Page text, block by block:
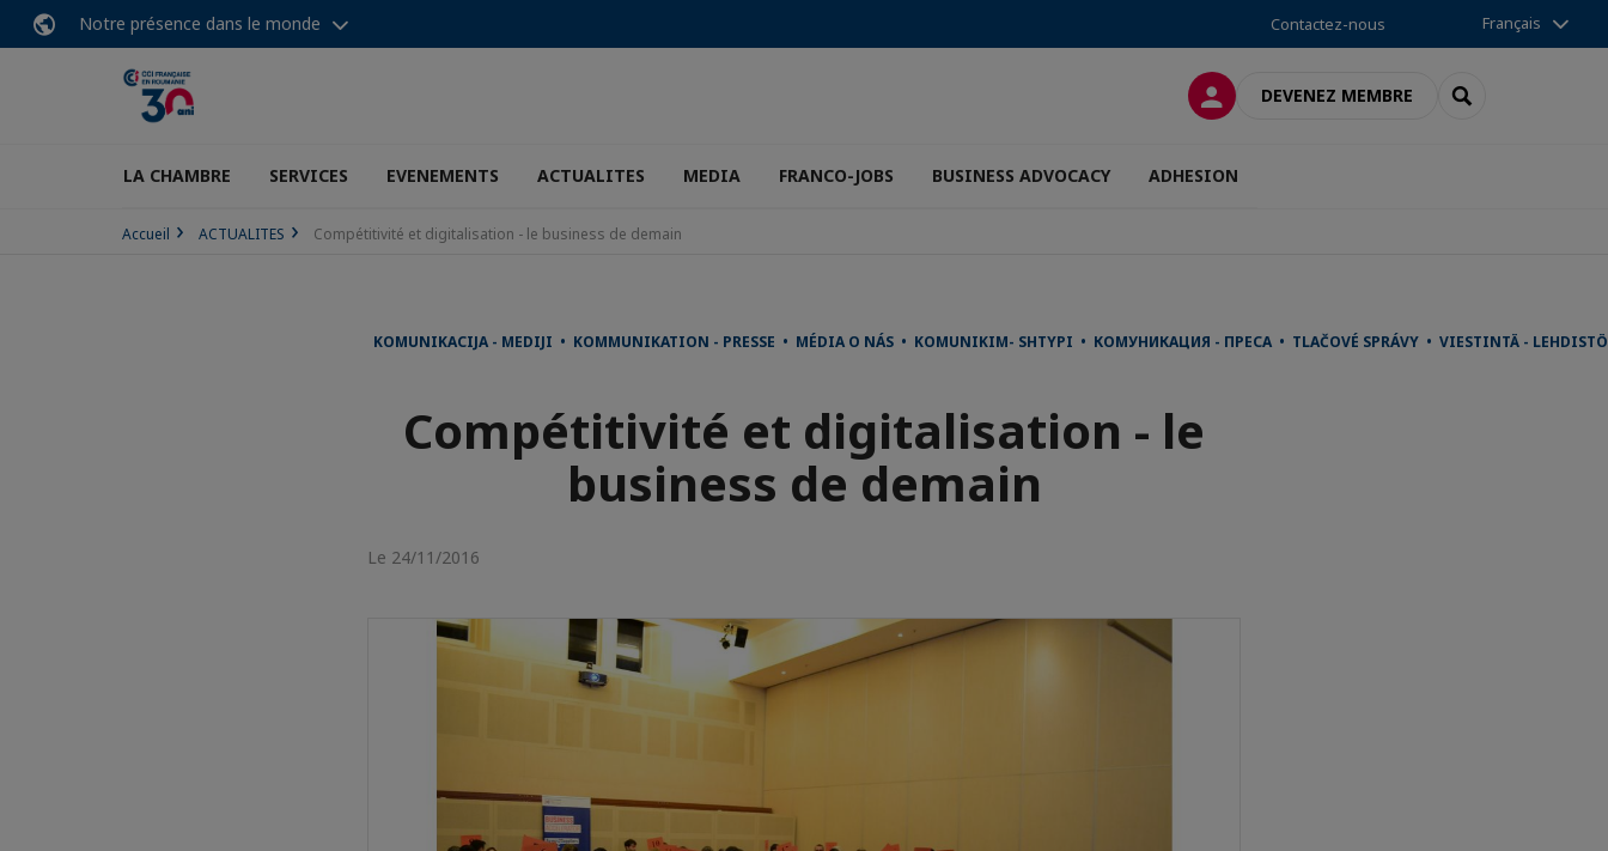
Notre présence dans le monde Contactez-nous Français
CONNEXIONDEVENEZ MEMBRE RECHERCHER
LA CHAMBRE SERVICES EVENEMENTS ACTUALITES MEDIA FRANCO-JOBS BUSINESS ADVOCACY ADHESION
Accueil ACTUALITES Compétitivité et digitalisation - le business de demain
KOMUNIKACIJA - MEDIJI • KOMMUNIKATION - PRESSE • MÉDIA O NÁS • KOMUNIKIM- SHTYPI • КОМУНИКАЦИЯ - ПРЕСА • TLAČOVÉ SPRÁVY • VIESTINTÄ -
Compétitivité et digitalisation - le
business de demain
Le 24/11/2016